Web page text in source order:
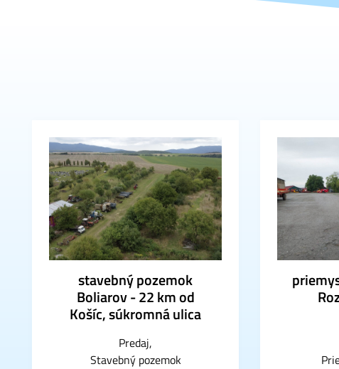
stavebný pozemok
Boliarov - 22 km od
Košíc, súkromná ulica
Predaj
Stavebný pozemok